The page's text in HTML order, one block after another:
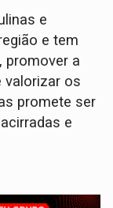
e
e tem
promover a
valorizar os
promete ser
e